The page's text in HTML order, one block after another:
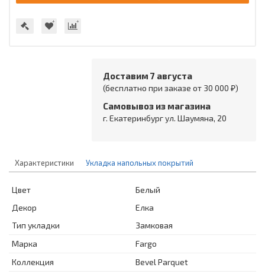
Доставим 7 августа
(бесплатно при заказе от 30 000 ₽)
Самовывоз из магазина
г. Екатеринбург ул. Шаумяна, 20
Характеристики Укладка напольных покрытий
Цвет
Белый
Декор
Елка
Тип укладки
Замковая
Марка
Fargo
Коллекция
Bevel Parquet